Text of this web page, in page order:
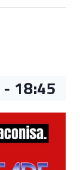
- 18:45